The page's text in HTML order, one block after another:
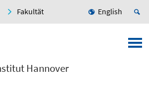
Fakultät English
Hannover